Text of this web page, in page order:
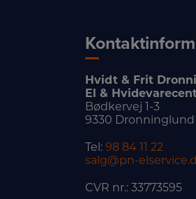
Hvidt & Frit
El &
Bødkervej 1-3
9330 Dronninglund
Tel: 98 84 11 22
salg@pn-
CVR nr.: 33773595